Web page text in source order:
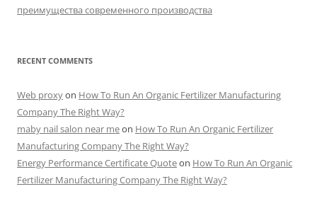
преимущества современного производства
RECENT COMMENTS
Web proxyon How To Run An Organic Fertilizer Manufacturing
Company The Right Way?
maby nail salon near meon How To Run An Organic Fertilizer
Manufacturing Company The Right Way?
Energy Performance Certificate Quoteon How To Run An Organic
Fertilizer Manufacturing Company The Right Way?